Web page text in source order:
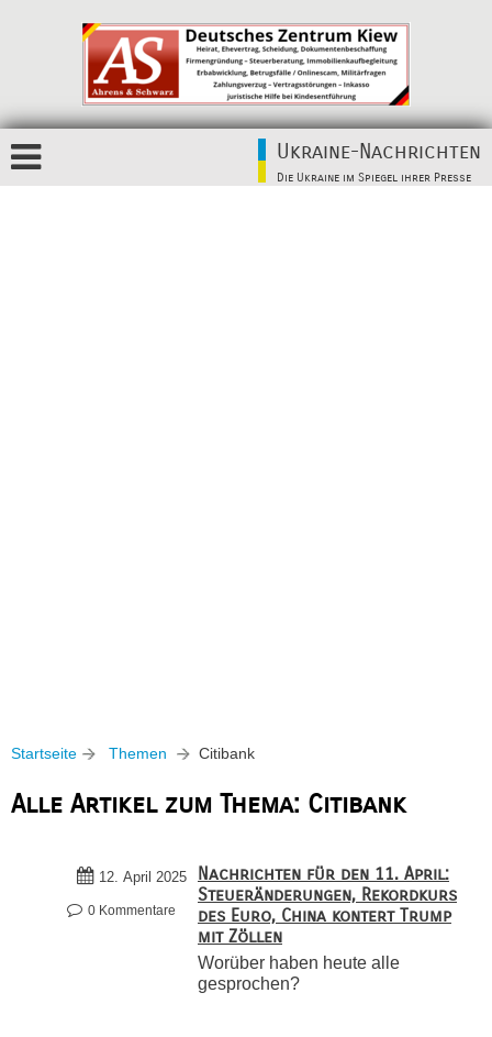
Ukraine-Nachrichten
Die Ukraine im Spiegel ihrer Presse
Startseite Themen Citibank
Alle Artikel zum Thema: Citibank
12. April 2025
0 Kommentare
Nachrichten für den 11. April:
Steueränderungen, Rekordkurs
des Euro, China kontert Trump
mit Zöllen
Worüber haben heute alle
gesprochen?